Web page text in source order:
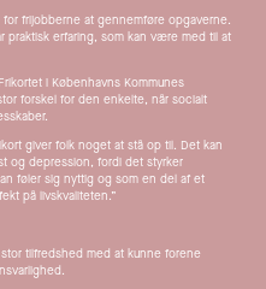
frijobberne at gennemføre opgaverne.
praktisk erfaring, som kan være med til at
i Københavns Kommunes
forskel for den enkelte, når socialt
giver folk noget at stå op til. Det kan
og depression, fordi det styrker
føler sig nyttig og som en del af et
på livskvaliteten.”
tilfredshed med at kunne forene